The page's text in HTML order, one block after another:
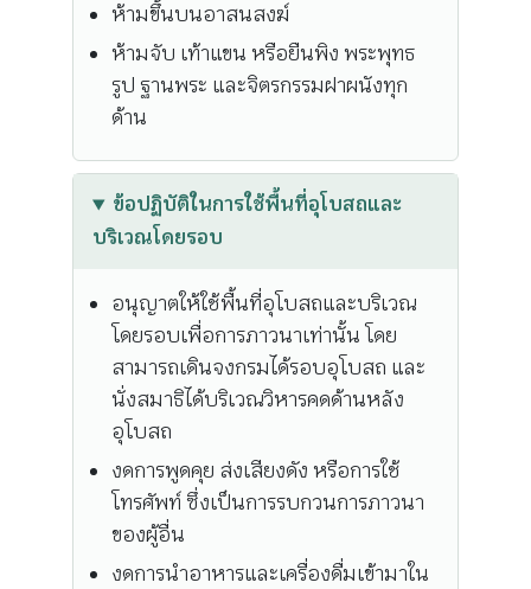
ห้ามขึ้นบนอาสนสงฆ์
ห้ามจับ เท้าแขน หรือยืนพิง พระพุทธ
รูป ฐานพระ และจิตรกรรมฝาผนังทุก
ด้าน
ข้อปฏิบัติในการใช้พื้นที่อุโบสถและ
บริเวณโดยรอบ
อนุญาตให้ใช้พื้นที่อุโบสถและบริเวณ
โดยรอบเพื่อการภาวนาเท่านั้น โดย
สามารถเดินจงกรมได้รอบอุโบสถ และ
นั่งสมาธิได้บริเวณวิหารคดด้านหลัง
อุโบสถ
งดการพูดคุย ส่งเสียงดัง หรือการใช้
โทรศัพท์ ซึ่งเป็นการรบกวนการภาวนา
ของผู้อื่น
งดการนำอาหารและเครื่องดื่มเข้ามาใน